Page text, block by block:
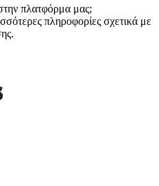
πλατφόρμα μας;
πληροφορίες σχετικά με